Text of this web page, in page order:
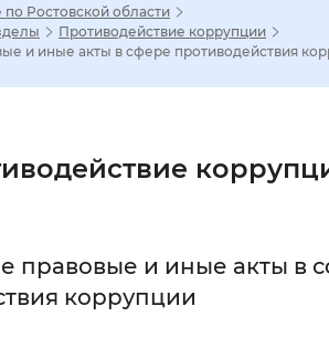
режима отображения
Увеличенный
засечек
Ростовской области
Противодействие коррупции
и иные акты в сфере противодействия
правовые и иные акты в
коррупции